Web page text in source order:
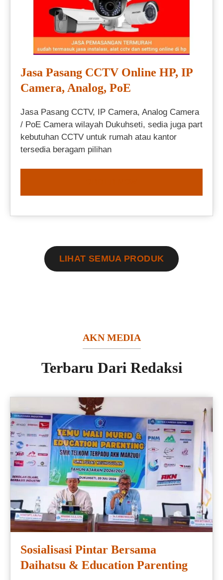
Jasa Pasang CCTV Online HP, IP
Camera, Analog, PoE
Jasa Pasang CCTV, IP Camera, Analog Camera
/ PoE Camera wilayah Dukuhseti, sedia juga part
kebutuhan CCTV untuk rumah atau kantor
tersedia beragam pilihan
LIHAT SEMUA PRODUK
AKN MEDIA
Terbaru Dari Redaksi
Sosialisasi Pintar Bersama
Daihatsu & Education Parenting